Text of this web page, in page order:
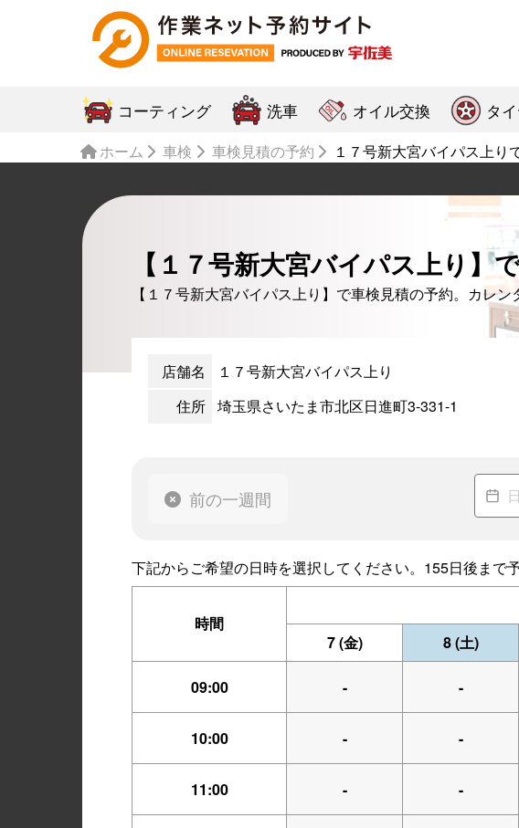
コーティング 洗車 オイル交換 タ
ホーム 車検 車検見積の予約 １７号新大宮バイパス上り
【１７号新大宮バイパス上り】
【１７号新大宮バイパス上り】で車検見積の予約。カレ
店舗名
１７号新大宮バイパス上り
住所 埼玉県さいたま市北区日進町3-331-1
前の一週間
下記からご希望の日時を選択してください。155日後まで予
時間
7(金) 8(土)
09:00 - -
10:00 - -
11:00 - -